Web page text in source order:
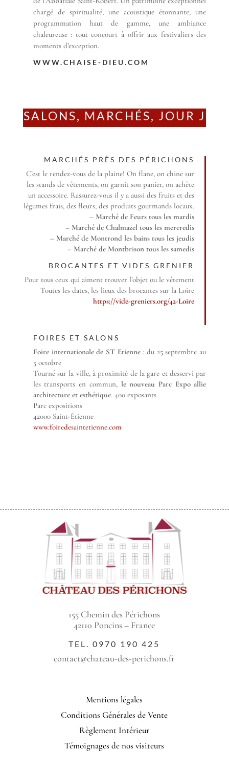
chargé de spiritualité, une acoustique étonnante, une
programmation haut de gamme, une ambiance
chaleureuse : tout concourt à offrir aux festivaliers des
moments d’exception.
WWW.CHAISE-DIEU.COM
SALONS, MARCHÉS, JOUR J
MARCHÉS PRÈS DES PÉRICHONS
C’est le rendez-vous de la plaine! On flane, on chine sur
les stands de vêtements, on garnit son panier, on achète
un accessoire. Rassurez-vous il y a aussi des fruits et des
légumes frais, des fleurs, des produits gourmands locaux.
– Marché de Feurs tous les mardis
– Marché de Chalmazel tous les mercredis
– Marché de Montrond les bains tous les jeudis
– Marché de Montbrison tous les samedis
BROCANTES ET VIDES GRENIER
Pour tous ceux qui aiment trouver l’objet ou le vêtement
Toutes les dates, les lieux des brocantes sur la Loire
https://vide-greniers.org/42-Loire
FOIRES ET SALONS
Foire internationale de ST Etienne: du 25 septembre au
5 octobre
Tourné sur la ville, à proximité de la gare et desservi par
les transports en commun, le nouveau Parc Expo allie
architecture et esthétique. 400 exposants
Parc expositions
42000 Saint-Étienne
www.foiredesaintetienne.com
155 Chemin des Périchons
42110 Poncins – France
TEL.0970 190 425
contact@chateau-des-perichons.fr
Mentions légales
Conditions Générales de Vente
Règlement Intérieur
Témoignages de nos visiteurs